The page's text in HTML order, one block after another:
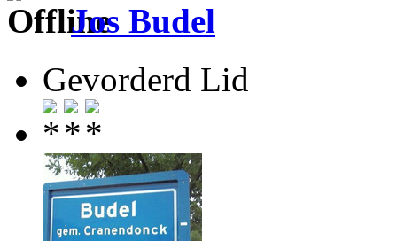
Jos Budel
Gevorderd Lid